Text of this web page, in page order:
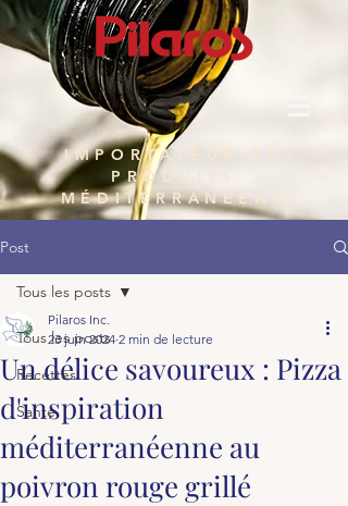
IMPORTATEUR DE
PRODUITS
MÉDITERRANÉENS
Post
Tous les posts
Recettes
Santé
Tous les posts
Un délice savoureux : Pizza
d'inspiration
méditerranéenne au
poivron rouge grillé
Pilaros Inc.
23 juin 2024 2 min de lecture